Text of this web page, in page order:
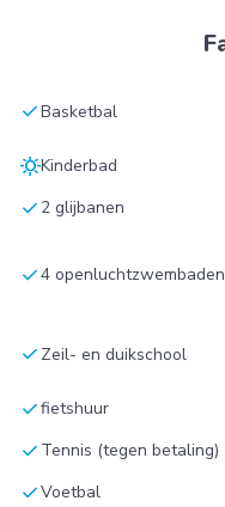
checkBasketbal
sunnyKinderbad
check 2 glijbanen
check4 openluchtzwembaden
check Zeil- en duikschool
checkfietshuur
check Tennis (tegen betaling)
checkVoetbal